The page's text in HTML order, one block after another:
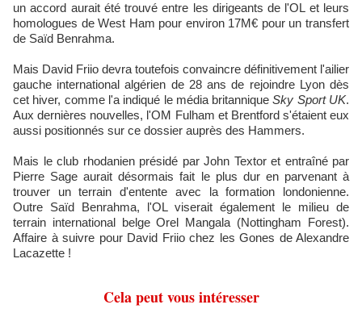
un accord aurait été trouvé entre les dirigeants de l'OL et leurs
homologues de West Ham pour environ 17M€ pour un transfert
de Saïd Benrahma.
Mais David Friio devra toutefois convaincre définitivement l'ailier
gauche international algérien de 28 ans de rejoindre Lyon dès
cet hiver, comme l'a indiqué le média britanniqueSky Sport UK.
Aux dernières nouvelles, l'OM Fulham et Brentford s'étaient eux
aussi positionnés sur ce dossier auprès des Hammers.
Mais le club rhodanien présidé par John Textor et entraîné par
Pierre Sage aurait désormais fait le plus dur en parvenant à
trouver un terrain d'entente avec la formation londonienne.
Outre Saïd Benrahma, l'OL viserait également le milieu de
terrain international belge Orel Mangala (Nottingham Forest).
Affaire à suivre pour David Friio chez les Gones de Alexandre
Lacazette !
Cela peut vous intéresser